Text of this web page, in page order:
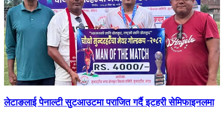
लेटाङलाई पेनाल्टी सुटआउटमा पराजित गर्दै इटहरी सेमिफाइनलमा